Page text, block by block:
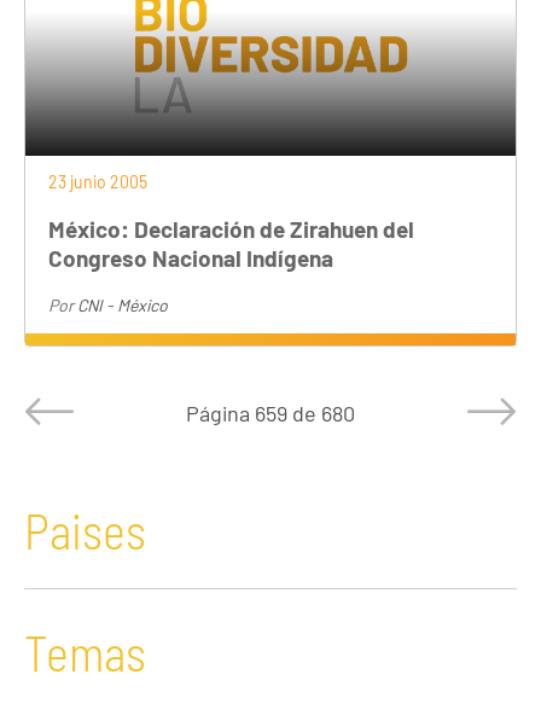
23 junio 2005
México: Declaración de Zirahuen del
Congreso Nacional Indígena
PorCNI - México
Página 659 de 680
Paises
Temas